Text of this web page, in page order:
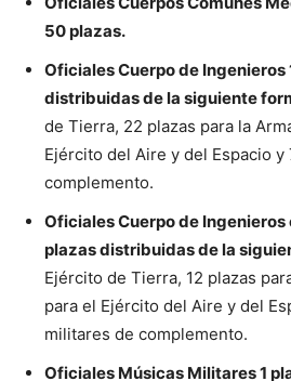
50 plazas.
Oficiales Cuerpo de Ingenieros
distribuidas de la siguiente
de Tierra, 22 plazas para la
Ejército del Aire y del Espacio
complemento.
Oficiales Cuerpo de
plazas distribuidas de la
Ejército de Tierra, 12 plazas
para el Ejército del Aire y del
militares de complemento.
Oficiales Músicas Militares 1